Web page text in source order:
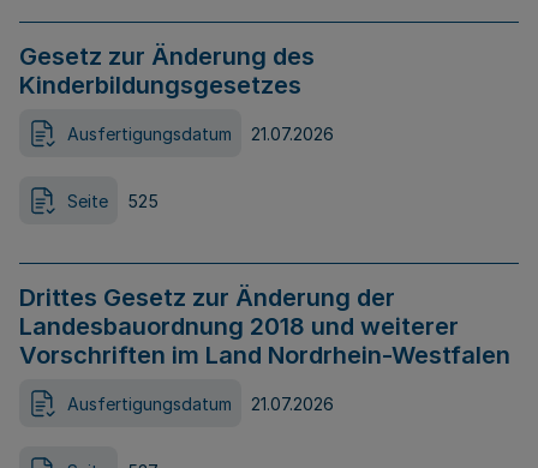
Gesetz zur Änderung des
Kinderbildungsgesetzes
Ausfertigungsdatum 21.07.2026
Seite 525
Drittes Gesetz zur Änderung der
Landesbauordnung 2018 und weiterer
Vorschriften im Land Nordrhein-Westfalen
Ausfertigungsdatum 21.07.2026